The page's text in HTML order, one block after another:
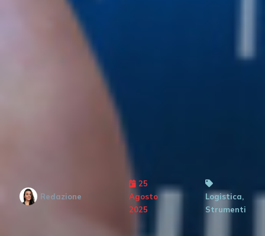
Redazione
25
Agosto
2025
Logistica,
Strumenti